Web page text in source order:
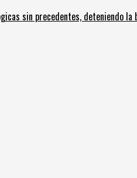
sin precedentes, deteniendo